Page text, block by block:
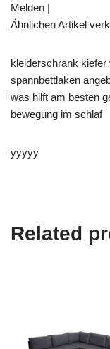
Melden |
Ähnlichen Artikel
kleiderschrank
spannbettlaken
was hilft am besten
bewegung im schlaf
yyyyy
Related